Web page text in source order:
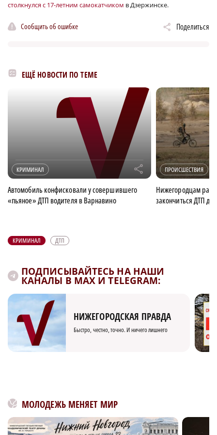
столкнулся с 17-летним самокатчиком в Дзержинске.
Сообщить об ошибке Поделиться
ЕЩЁ НОВОСТИ ПО ТЕМЕ
КРИМИНАЛ r
Автомобиль конфисковали у совершившего
«пьяное» ДТП водителя в Варнавино
ПРОИСШЕСТВИЯ
Нижегородцам
закончиться ДТП
КРИМИНАЛ ДТП
ПОДПИСЫВАЙТЕСЬ НА НАШИ
КАНАЛЫ В MAX И TELEGRAM:
НИЖЕГОРОДСКАЯ ПРАВДА
Быстро, честно, точно. И ничего лишнего
МОЛОДЕЖЬ МЕНЯЕТ МИР